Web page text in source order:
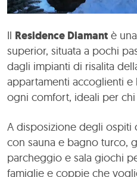
Il Residence Diamant è
superior, situata a pochi
dagli impianti di risalita
appartamenti accoglienti
ogni comfort, ideali per
A disposizione degli ospiti
con sauna e bagno turco,
parcheggio e sala giochi
famiglie e coppie che